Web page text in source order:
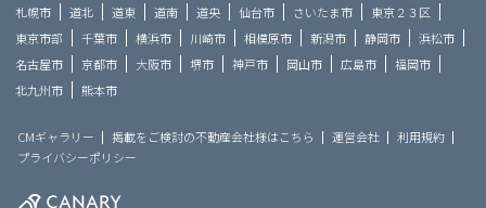
札幌市 道北 道東 道南 道央 仙台市 さいたま市
東京２３区
東京市部
千葉市 横浜市 川崎市 相模原市 新潟市 静岡市
浜松市
名古屋市
京都市 大阪市 堺市 神戸市 岡山市 広島市
福岡市
北九州市
熊本市
CMギャラリー 掲載をご検討の不動産会社様はこちら 運営会社
利用規約
プライバシーポリシー